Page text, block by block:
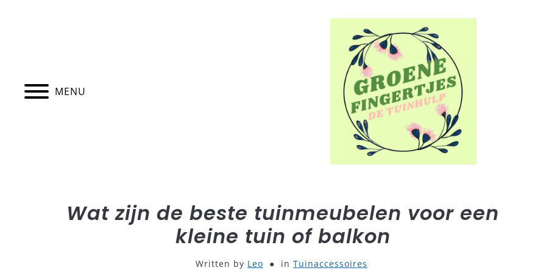
MENU
Wat zijn de beste tuinmeubelen voor een
kleine tuin of balkon
Written by Leo in Tuinaccessoires